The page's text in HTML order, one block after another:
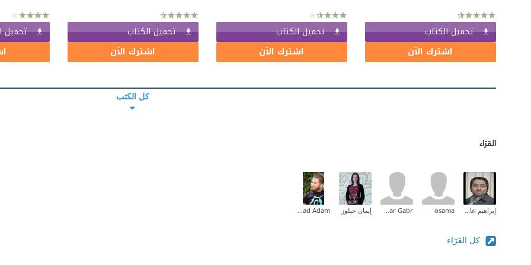
تحميل الكتاب
اشترك الآن
تحميل الكتاب
اشترك الآن
تحميل الكتاب
اشترك الآن
تحميل
كل الكتب
القرّاء
إبراهيم عادل osama
samar Gabr إيمان حيلوز Ahmad Adam
كل القرّاء